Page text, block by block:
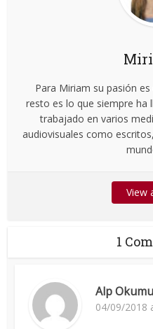
Para Miriam su pasión
resto es lo que siempre ha
trabajado en varios
audiovisuales como
View
1
Alp
04/09/2018